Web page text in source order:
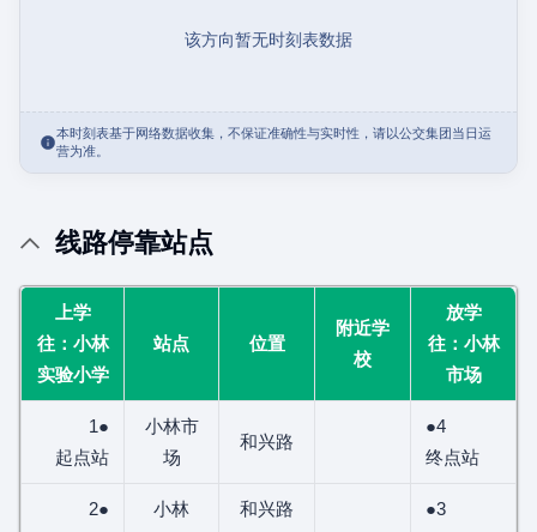
该方向暂无时刻表数据
本时刻表基于网络数据收集，不保证准确性与实时性，请以公交集团当日运
营为准。
线路停靠站点
上学
往：小林
实验小学
站点 位置
附近学
校
放学
往：小林
市场
1●
起点站
小林市
场
和兴路
●4
终点站
2● 小林 和兴路 ●3